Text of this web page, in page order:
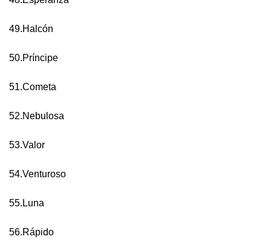
49.Halcón
50.Príncipe
51.Cometa
52.Nebulosa
53.Valor
54.Venturoso
55.Luna
56.Rápido